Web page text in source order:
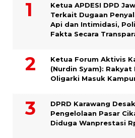
Ketua APDESI DPD
Terkait Dugaan
Api dan Intimidasi,
Fakta Secara
Ketua Forum Aktivis
(Nurdin Syam):
Oligarki Masuk
DPRD Karawang
Pengelolaan Pasar
Diduga Wanprestasi